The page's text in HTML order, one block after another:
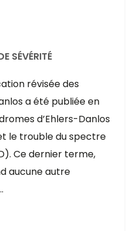
SÉVÉRITÉ
révisée des
a été publiée en
d’Ehlers-Danlos
le trouble du spectre
Ce dernier terme,
aucune autre